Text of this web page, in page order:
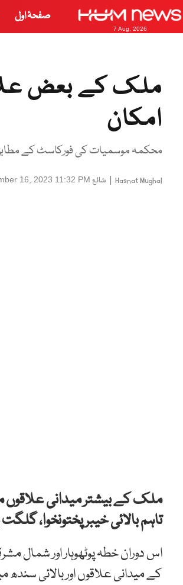
7 Aug, 2026
صفحۂ اول
ملک کے بعض
امکان
محکمہ موسمیات کی فورکاسٹ کے مطابق
Hasnat Mughal
| شائع 16, 2023 11:32 PM
ملک کے بیشتر میدانی علاقوں
تاہم بالائی خیبر پختونخوا،
اس دوران خطہ پوٹھوہار اور شمال
کے میدانی علاقوں اور بالائی